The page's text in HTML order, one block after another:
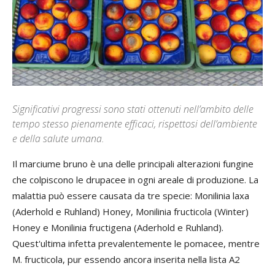
Significativi progressi sono stati ottenuti nell’ambito delle
tempo stesso pienamente efficaci, rispettosi dell’ambiente
e della salute umana.
Il marciume bruno è una delle principali alterazioni fungine
che colpiscono le drupacee in ogni areale di produzione. La
malattia può essere causata da tre specie: Monilinia laxa
(Aderhold e Ruhland) Honey, Monilinia fructicola (Winter)
Honey e Monilinia fructigena (Aderhold e Ruhland).
Quest'ultima infetta prevalentemente le pomacee, mentre
M. fructicola, pur essendo ancora inserita nella lista A2